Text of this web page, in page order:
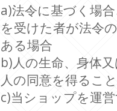
a)法令に基づく場
を受けた者が法令
ある場合
b)人の生命、身体
人の同意を得るこ
c)当ショップを運